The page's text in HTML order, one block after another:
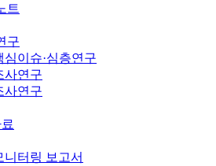
트
구
심이슈·심층연구
사연구
사연구
니터링 보고서